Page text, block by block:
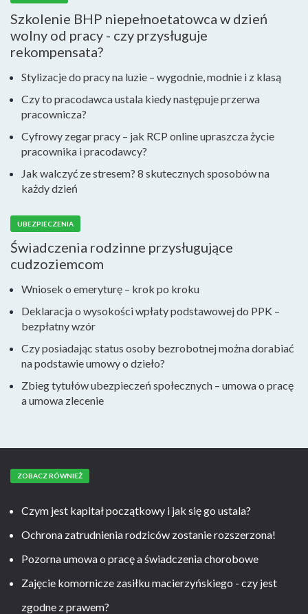
Szkolenie BHP niepełnoetatowca w dzień
wolny od pracy - czy przysługuje
rekompensata?
Stylizacje do pracy na luzie – wygodnie, modnie i z klasą
Czy to pracodawca ustala kiedy następuje przerwa
pracownicza?
Cyfrowy zegar pracy – jak RCP online upraszcza życie
pracownika i pracodawcy?
Jak walczyć ze stresem? 8 skutecznych sposobów na
każdy dzień
UBEZPIECZENIA
Świadczenia rodzinne przysługujące
cudzoziemcom
Wniosek o emeryturę – krok po kroku
Deklaracja o wysokości wpłaty podstawowej do PPK –
bezpłatny wzór
Czy posiadając status osoby bezrobotnej można dorabiać
na podstawie umowy o dzieło?
Zbieg tytułów ubezpieczeń społecznych – umowa o pracę
a umowa zlecenie
ZOBACZ RÓWNIEŻ
Czym jest kapitał początkowy i jak się go ustala?
Ochrona zatrudnienia rodziców zostanie rozszerzona!
Pozorna umowa o pracę a świadczenia chorobowe
Zajęcie komornicze zasiłku macierzyńskiego - czy jest
zgodne z prawem?